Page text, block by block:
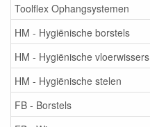
Toolflex Ophangsystemen
HM - Hygiënische borstels
HM - Hygiënische vloerwissers
HM - Hygiënische stelen
FB - Borstels